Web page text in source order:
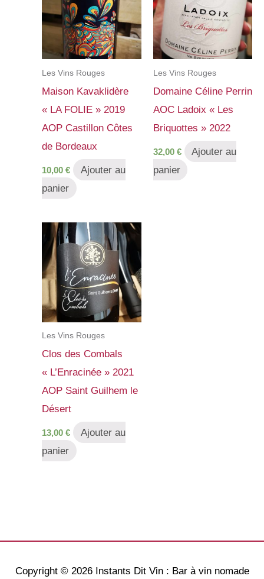
Les Vins Rouges
Maison Kavaklidère
« LA FOLIE » 2019
AOP Castillon Côtes
de Bordeaux
10,00 €
Ajouter au
panier
Les Vins Rouges
Domaine Céline Perrin
AOC Ladoix « Les
Briquottes » 2022
32,00 €
Ajouter au
panier
Les Vins Rouges
Clos des Combals
« L’Enracinée » 2021
AOP Saint Guilhem le
Désert
13,00 €
Ajouter au
panier
Copyright © 2026 Instants Dit Vin : Bar à vin nomade